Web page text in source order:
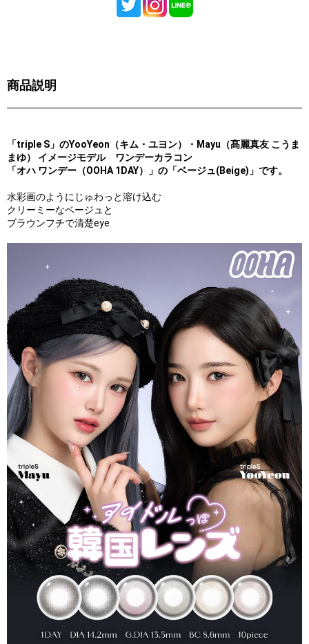
商品説明
「triple S」のYooYeon（キム・ユヨン）・Mayu（髙麗真友 こうま
まゆ） イメージモデル ワンデーカラコン
「オハ ワンデー（OOHA 1DAY）」の「ベージュ(Beige)」です。
水彩画のようにじゅわっと溶け込む
クリーミーなベージュと
ブラウンフチで清楚eye